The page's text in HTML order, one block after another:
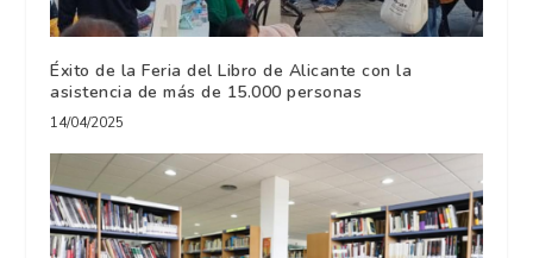
Éxito de la Feria del Libro de Alicante con la
asistencia de más de 15.000 personas
14/04/2025